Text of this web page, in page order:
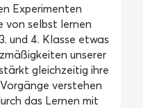
Experimenten
von selbst lernen
und 4. Klasse etwas
unserer
gleichzeitig ihre
verstehen
das Lernen mit